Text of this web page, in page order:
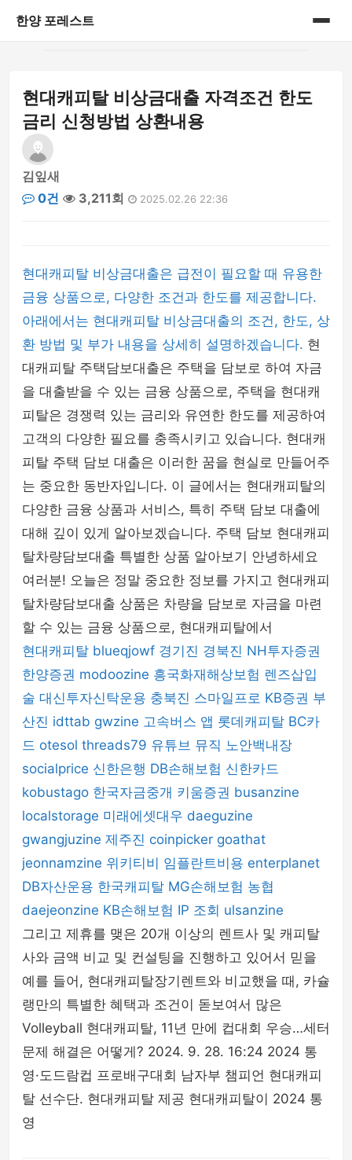
한양 포레스트
게시판
현대캐피탈 비상금대출 자격조건 한도
금리 신청방법 상환내용
김잎새
0건
3,211회 2025.02.26 22:36
현대캐피탈 비상금대출은 급전이 필요할 때 유용한
금융 상품으로, 다양한 조건과 한도를 제공합니다.
아래에서는 현대캐피탈 비상금대출의 조건, 한도, 상
환 방법 및 부가 내용을 상세히 설명하겠습니다. 현
대캐피탈 주택담보대출은 주택을 담보로 하여 자금
을 대출받을 수 있는 금융 상품으로, 주택을 현대캐
피탈은 경쟁력 있는 금리와 유연한 한도를 제공하여
고객의 다양한 필요를 충족시키고 있습니다. 현대캐
피탈 주택 담보 대출은 이러한 꿈을 현실로 만들어주
는 중요한 동반자입니다. 이 글에서는 현대캐피탈의
다양한 금융 상품과 서비스, 특히 주택 담보 대출에
대해 깊이 있게 알아보겠습니다. 주택 담보 현대캐피
탈차량담보대출 특별한 상품 알아보기 안녕하세요
여러분! 오늘은 정말 중요한 정보를 가지고 현대캐피
탈차량담보대출 상품은 차량을 담보로 자금을 마련
할 수 있는 금융 상품으로, 현대캐피탈에서
현대캐피탈 blueqjowf 경기진 경북진 NH투자증권
한양증권 modoozine 흥국화재해상보험 렌즈삽입
술 대신투자신탁운용 충북진 스마일프로 KB증권 부
산진 idttab gwzine 고속버스 앱 롯데캐피탈 BC카
드 otesol threads79 유튜브 뮤직 노안백내장
socialprice 신한은행 DB손해보험 신한카드
kobustago 한국자금중개 키움증권 busanzine
localstorage 미래에셋대우 daeguzine
gwangjuzine 제주진 coinpicker goathat
jeonnamzine 위키티비 임플란트비용 enterplanet
DB자산운용 한국캐피탈 MG손해보험 농협
daejeonzine KB손해보험 IP 조회 ulsanzine
그리고 제휴를 맺은 20개 이상의 렌트사 및 캐피탈
사와 금액 비교 및 컨설팅을 진행하고 있어서 믿을
예를 들어, 현대캐피탈장기렌트와 비교했을 때, 카슐
랭만의 특별한 혜택과 조건이 돋보여서 많은
Volleyball 현대캐피탈, 11년 만에 컵대회 우승…세터
문제 해결은 어떻게? 2024. 9. 28. 16:24 2024 통
영·도드람컵 프로배구대회 남자부 챔피언 현대캐피
탈 선수단. 현대캐피탈 제공 현대캐피탈이 2024 통
영